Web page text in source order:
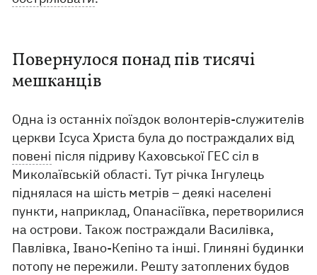
Повернулося понад пів тисячі
мешканців
Одна із останніх поїздок волонтерів-служителів
церкви Ісуса Христа була до постраждалих від
повені після підриву Каховської ГЕС сіл в
Миколаївській області. Тут річка Інгулець
піднялася на шість метрів – деякі населені
пункти, наприклад, Опанасіївка, перетворилися
на острови. Також постраждали Василівка,
Павлівка, Івано-Кепіно та інші. Глиняні будинки
потопу не пережили. Решту затоплених будов